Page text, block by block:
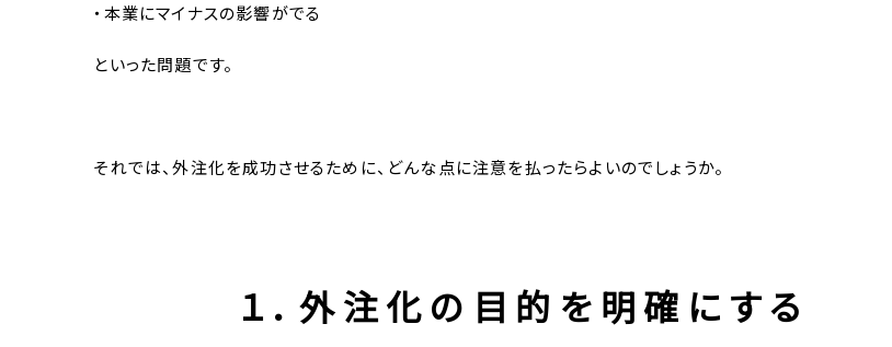
・本業にマイナスの影響がでる
といった問題です。
それでは、外注化を成功させるために、どんな点に注意を払ったらよいのでしょうか。
１．外注化の目的を明確にする